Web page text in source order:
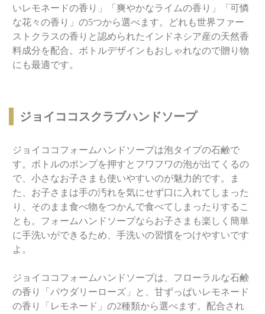
いレモネードの香り」「爽やかなライムの香り」「可憐
な花々の香り」の5つから選べます。どれも世界ファー
ストクラスの香りと認められたインドネシア産の天然香
料成分を配合。ボトルデザインもおしゃれなので贈り物
にも最適です。
ジョイココスクラブハンドソープ
ジョイココフォームハンドソープは泡タイプの石鹸で
す。ボトルのポンプを押すとフワフワの泡が出てくるの
で、小さなお子さまも使いやすいのが魅力的です。ま
た、お子さまは手の汚れを気にせず口に入れてしまった
り、そのまま食べ物をつかんで食べてしまったりするこ
とも。フォームハンドソープならお子さまも楽しく簡単
に手洗いができるため、手洗いの習慣をつけやすいです
よ。
ジョイココフォームハンドソープは、フローラルな石鹸
の香り「パウダリーローズ」と、甘ずっぱいレモネード
の香り「レモネード」の2種類から選べます。配合され